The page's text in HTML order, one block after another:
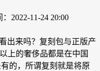
：2022-11-24 20:00
出来吗？复刻包与正版产
上的奢侈品都是在中国
的，所谓复刻就是将原